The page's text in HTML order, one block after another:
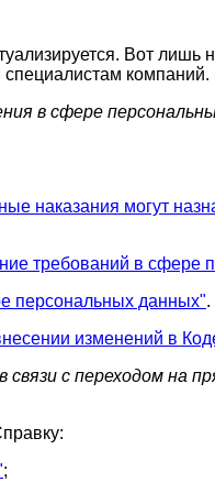
Вот лишь
в сфере
наказания могут
требований в сфере
персональных данных".
изменений в
с переходом на
;